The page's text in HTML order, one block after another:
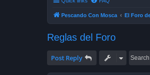
Pescando Con Mosca El Foro
Reglas del Foro
Post Reply